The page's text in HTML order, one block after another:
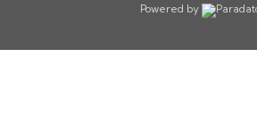
Powered by